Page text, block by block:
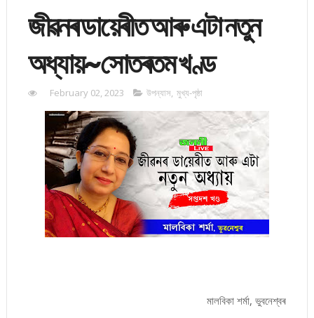
জীৱনৰ ডায়েৰীত আৰু এটা নতুন
অধ্যায়~সোতৰতম খণ্ড
February 02, 2023 উপন্যাস মুখ্য-পৃষ্ঠা
মালবিকা শৰ্মা, ভুবনেশ্বৰ